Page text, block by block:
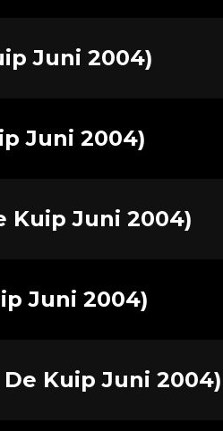
Juni 2004)
Juni 2004)
Kuip Juni 2004)
Juni 2004)
Kuip Juni 2004)